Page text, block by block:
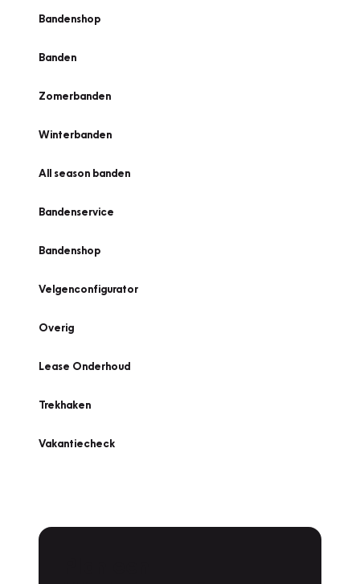
Bandenshop
Banden
Zomerbanden
Winterbanden
All season banden
Bandenservice
Bandenshop
Velgenconfigurator
Overig
Lease Onderhoud
Trekhaken
Vakantiecheck